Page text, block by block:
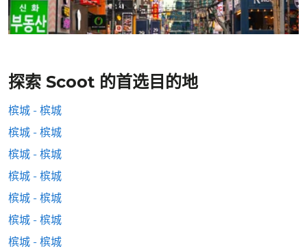
探索 Scoot 的首选目的地
槟城 - 槟城
槟城 - 槟城
槟城 - 槟城
槟城 - 槟城
槟城 - 槟城
槟城 - 槟城
槟城 - 槟城